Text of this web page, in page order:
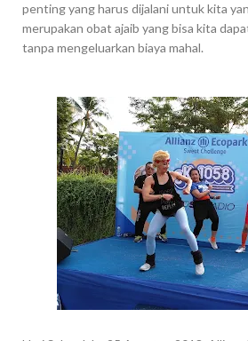
penting yang harus dijalani untuk kita
merupakan obat ajaib yang bisa kita
tanpa mengeluarkan biaya mahal.